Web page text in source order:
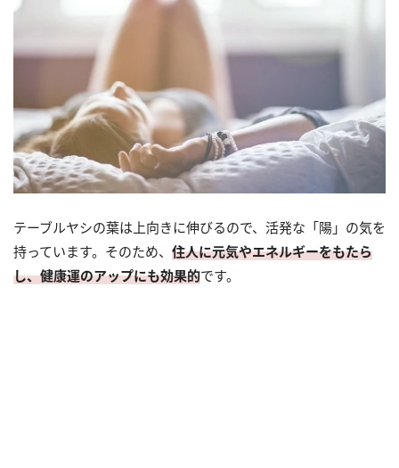
テーブルヤシの葉は上向きに伸びるので、活発な「陽」の気を
持っています。そのため、 住人に元気やエネルギーをもたら
し、健康運のアップにも効果的です。